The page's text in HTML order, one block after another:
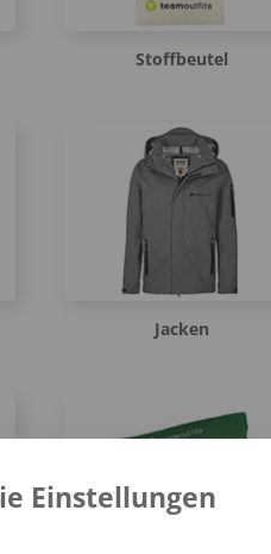
Stoffbeutel
Jacken
Einstellungen